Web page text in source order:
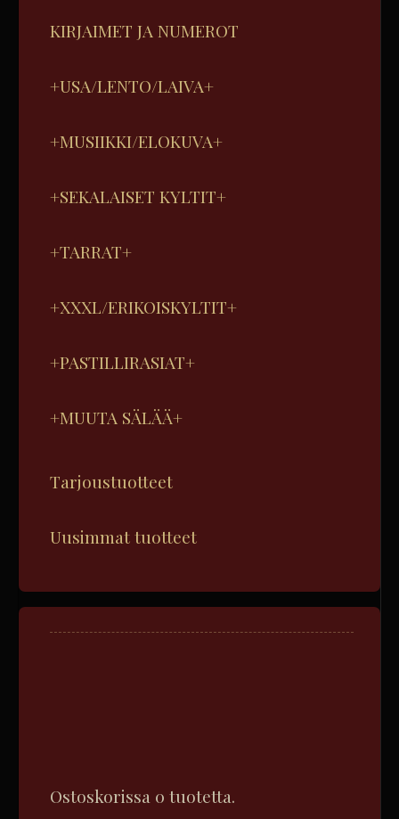
KIRJAIMET JA NUMEROT
+USA/LENTO/LAIVA+
+MUSIIKKI/ELOKUVA+
+SEKALAISET KYLTIT+
+TARRAT+
+XXXL/ERIKOISKYLTIT+
+PASTILLIRASIAT+
+MUUTA SÄLÄÄ+
Tarjoustuotteet
Uusimmat tuotteet
Ostoskorissa 0 tuotetta.